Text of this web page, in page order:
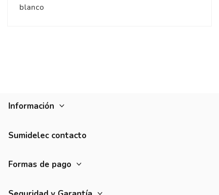
blanco
Información
Sumidelec contacto
Formas de pago